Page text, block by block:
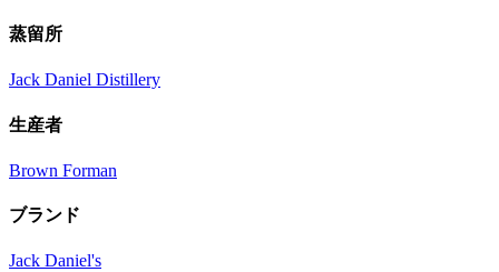
蒸留所
Jack Daniel Distillery
生産者
Brown Forman
ブランド
Jack Daniel's